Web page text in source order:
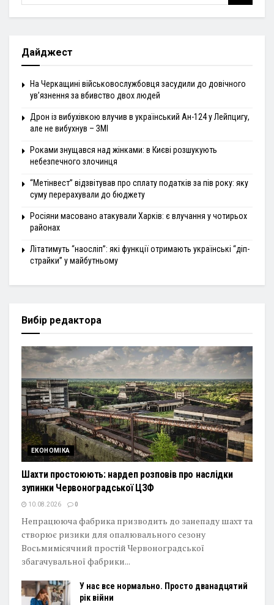
Дайджест
На Черкащині військовослужбовця засудили до довічного
ув’язнення за вбивство двох людей
Дрон із вибухівкою влучив в український Ан-124 у Лейпцигу,
але не вибухнув – ЗМІ
Роками знущався над жінками: в Києві розшукують
небезпечного злочинця
“Метінвест” відзвітував про сплату податків за пів року: яку
суму перерахували до бюджету
Росіяни масовано атакували Харків: є влучання у чотирьох
районах
Літатимуть “наосліп”: які функції отримають українські “діп-
страйки” у майбутньому
Вибір редактора
ЕКОНОМІКА
Шахти простоюють: нардеп розповів про наслідки
зупинки Червоноградської ЦЗФ
10.08.2026 0
Непрацююча фабрика призводить до занепаду шахт та
створює ризики для опалювального сезону
Восьмимісячний простій Червоноградської
збагачувальної фабрики...
У нас все нормально. Просто дванадцятий
рік війни